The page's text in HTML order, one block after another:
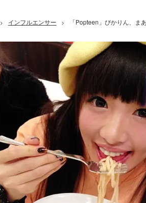
> インフルエンサー > 「Popteen」ぴかりん、ま